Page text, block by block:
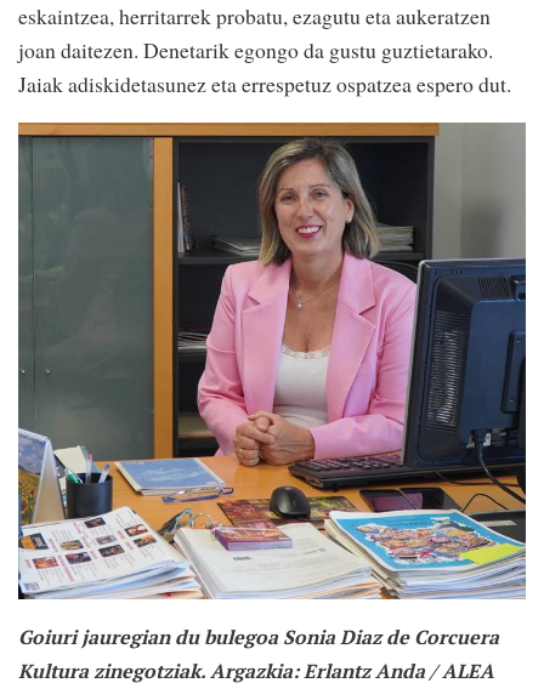
eskaintzea, herritarrek probatu, ezagutu eta aukeratzen
joan daitezen. Denetarik egongo da gustu guztietarako.
Jaiak adiskidetasunez eta errespetuz ospatzea espero dut.
Goiuri jauregian du bulegoa Sonia Diaz de Corcuera
Kultura zinegotziak. Argazkia: Erlantz Anda / ALEA